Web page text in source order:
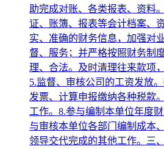
助完成对账、各类报表、资料
证、账簿、报表等会计档案、
实、准确的财务信息，加强对
督、服务；并严格按照财务制
理、合法。及时清理往来款项
5.监督、审核公司的工资发放
发票、计算申报缴纳各种税款
工作。8.参与编制本单位年度
与审核本单位各部门编制成本
领导交代完成的其他工作。三